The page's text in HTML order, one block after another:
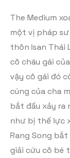
The Medium
một vị pháp
thôn Isan Thái
cô cháu gái
vậy cô gái đó
cúng của cha
bắt đầu xảy ra
như bị thế lực
Rang Song
giải cứu cô bé